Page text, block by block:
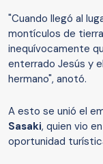
"Cuando llegó al
montículos de
inequívocamente
enterrado Jesús y
hermano", anotó.
A esto se unió el
Sasaki, quien vio
oportunidad